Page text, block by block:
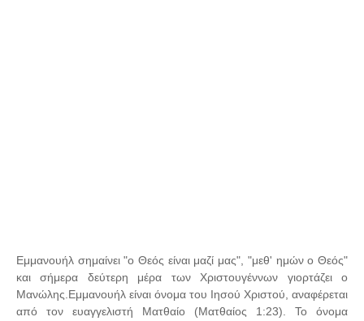
Εμμανουήλ σημαίνει "ο Θεός είναι μαζί μας", "μεθ' ημών ο Θεός"
και σήμερα δεύτερη μέρα των Χριστουγέννων γιορτάζει ο
Μανώλης.Εμμανουήλ είναι όνομα του Ιησού Χριστού, αναφέρεται
από τον ευαγγελιστή Ματθαίο (Ματθαίος 1:23). Το όνομα